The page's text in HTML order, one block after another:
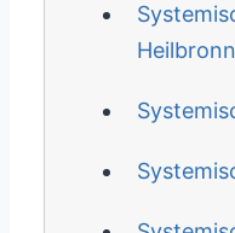
Heilbronn